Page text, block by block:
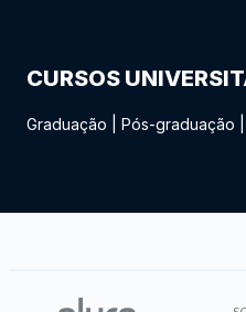
CURSOS
Graduação Pós-graduação